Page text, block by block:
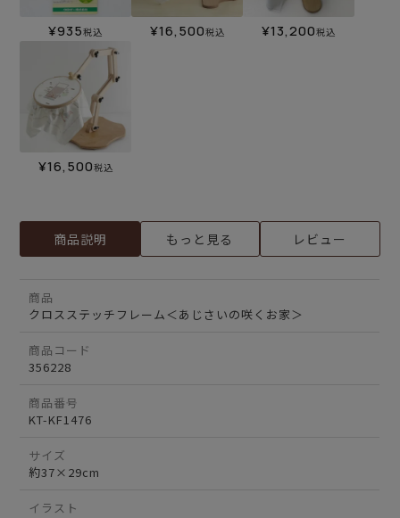
¥935税込 ¥16,500税込 ¥13,200税込
¥16,500税込
商品説明 もっと見る レビュー
商品
クロスステッチフレーム＜あじさいの咲くお家＞
商品コード
356228
商品番号
KT-KF1476
サイズ
約37×29cm
イラスト